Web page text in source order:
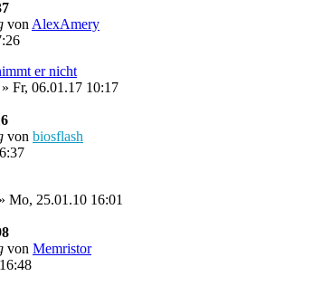
von AlexAmery
er nicht
» Fr, 06.01.17 10:17
von biosflash
» Mo, 25.01.10 16:01
von Memristor